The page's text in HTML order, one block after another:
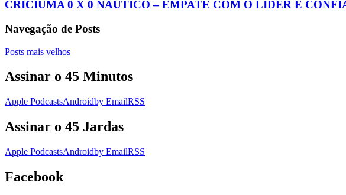
CRICIÚMA 0 X 0 NÁUTICO – EMPATE COM O LÍDER E
Navegação de Posts
Posts mais velhos
Assinar o 45 Minutos
Apple PodcastsAndroidby EmailRSS
Assinar o 45 Jardas
Apple PodcastsAndroidby EmailRSS
Facebook